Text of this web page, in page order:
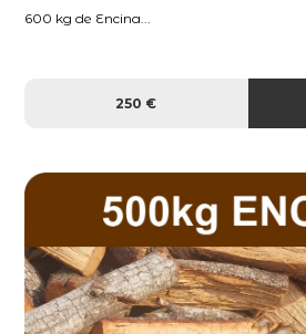
600 kg de Encina...
250 €